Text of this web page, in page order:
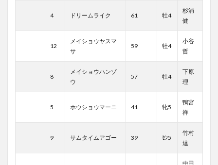
4 ドリームライク 61 牡4
杉浦
健
12
メイショウヤスマ
サ
59 牡4
小谷
哲
8
メイショウハンゾ
ウ
57 牡4
下原
理
5 ホウショウマーニ 41 牝5
鴨宮
祥
9 サムタイムアゴー 39 ｾﾝ5
竹村
達
中田